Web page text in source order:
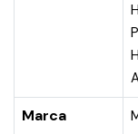
Marca